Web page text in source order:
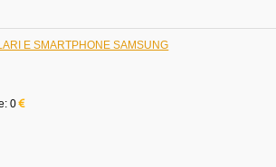
E SMARTPHONE SAMSUNG
0